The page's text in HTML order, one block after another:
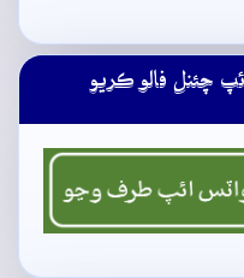
چئنل فالو ڪريو